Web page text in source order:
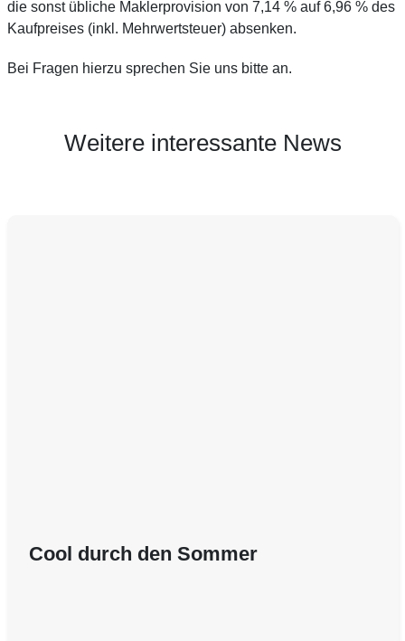
die sonst übliche Maklerprovision von 7,14 % auf 6,96 % des
Kaufpreises (inkl. Mehrwertsteuer) absenken.
Bei Fragen hierzu sprechen Sie uns bitte an.
Weitere interessante News
Cool durch den Sommer